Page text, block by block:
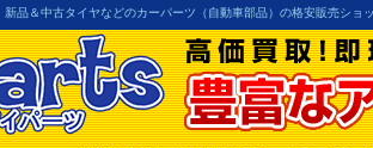
新品＆中古タイヤなどのカーパーツ（自動車部品）の格安販売ショ